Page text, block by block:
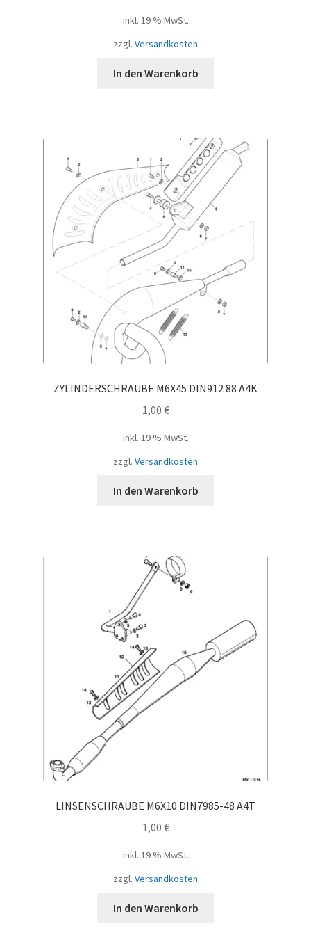
inkl. 19 % MwSt.
zzgl. Versandkosten
In den Warenkorb
ZYLINDERSCHRAUBE M6X45 DIN912 88 A4K
1,00 €
inkl. 19 % MwSt.
zzgl. Versandkosten
In den Warenkorb
LINSENSCHRAUBE M6X10 DIN7985-48 A4T
1,00 €
inkl. 19 % MwSt.
zzgl. Versandkosten
In den Warenkorb